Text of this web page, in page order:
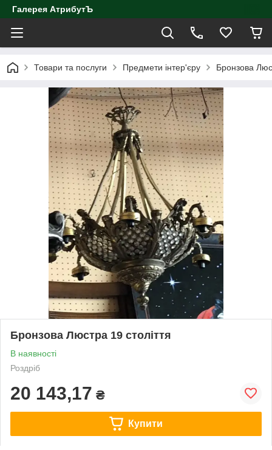
Галерея АтрибутЪ
Товари та послуги Предмети інтер'єру Бронзова
Бронзова Люстра 19 століття
В наявності
Роздріб
20 143,17 ₴
Купити